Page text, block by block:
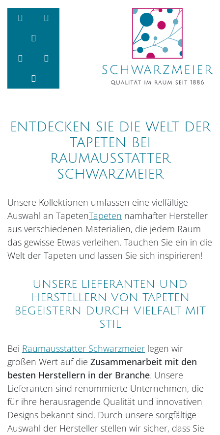
Zum Inhalt springen
Zur Navigation springen
Zum Fußbereich und Kontakt springen
ENTDECKEN SIE DIE WELT DER
TAPETEN BEI
RAUMAUSSTATTER
SCHWARZMEIER
Unsere Kollektionen umfassen eine vielfältige
Auswahl an TapetenTapeten namhafter Hersteller
aus verschiedenen Materialien, die jedem Raum
das gewisse Etwas verleihen. Tauchen Sie ein in die
Welt der Tapeten und lassen Sie sich inspirieren!
UNSERE LIEFERANTEN UND
HERSTELLERN VON TAPETEN
BEGEISTERN DURCH VIELFALT MIT
STIL
Bei Raumausstatter Schwarzmeier legen wir
großen Wert auf die Zusammenarbeit mit den
besten Herstellern in der Branche. Unsere
Lieferanten sind renommierte Unternehmen, die
für ihre herausragende Qualität und innovativen
Designs bekannt sind. Durch unsere sorgfältige
Auswahl der Hersteller stellen wir sicher, dass Sie